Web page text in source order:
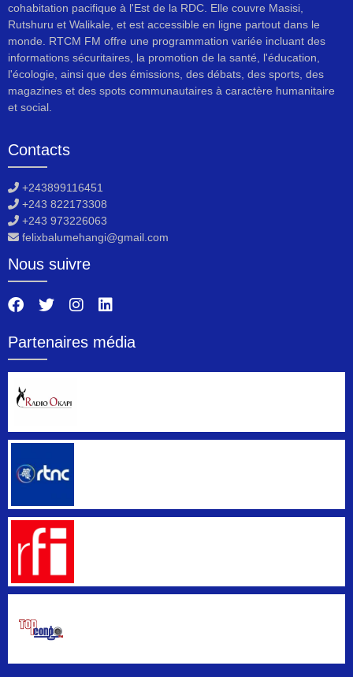
cohabitation pacifique à l'Est de la RDC. Elle couvre Masisi,
Rutshuru et Walikale, et est accessible en ligne partout dans le
monde. RTCM FM offre une programmation variée incluant des
informations sécuritaires, la promotion de la santé, l'éducation,
l'écologie, ainsi que des émissions, des débats, des sports, des
magazines et des spots communautaires à caractère humanitaire
et social.
Contacts
+243899116451
+243 822173308
+243 973226063
felixbalumehangi@gmail.com
Nous suivre
Partenaires média